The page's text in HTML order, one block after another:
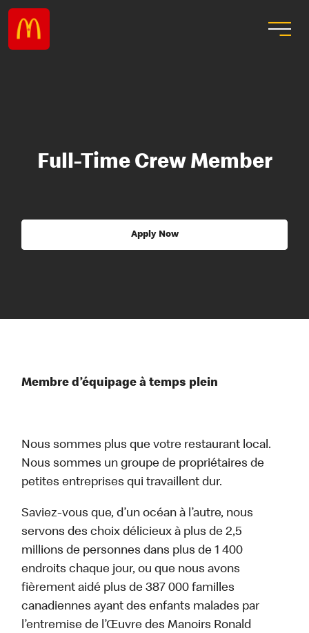
Full-Time Crew Member
Apply Now
Membre d’équipage à temps plein
Nous sommes plus que votre restaurant local.
Nous sommes un groupe de propriétaires de
petites entreprises qui travaillent dur.
Saviez-vous que, d’un océan à l’autre, nous
servons des choix délicieux à plus de 2,5
millions de personnes dans plus de 1 400
endroits chaque jour, ou que nous avons
fièrement aidé plus de 387 000 familles
canadiennes ayant des enfants malades par
l’entremise de l’Œuvre des Manoirs Ronald